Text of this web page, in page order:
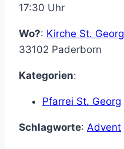
17:30 Uhr
Wo?: Kirche St. Georg
33102 Paderborn
Kategorien:
Pfarrei St. Georg
Schlagworte: Advent